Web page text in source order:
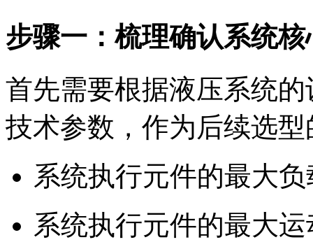
步骤一：梳理确认系统
首先需要根据液压系统
技术参数，作为后续选
系统执行元件的最大
系统执行元件的最大